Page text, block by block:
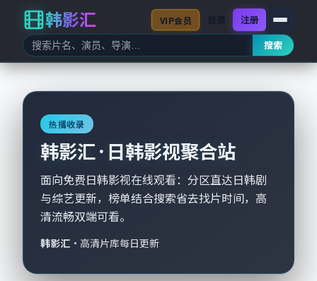
韩影汇
搜索
VIP会员 注册
热播收录
韩影汇 · 日韩影视聚合站
面向免费日韩影视在线观看：分区直达日韩剧
与综艺更新，榜单结合搜索省去找片时间，高
清流畅双端可看。
韩影汇 · 高清片库每日更新